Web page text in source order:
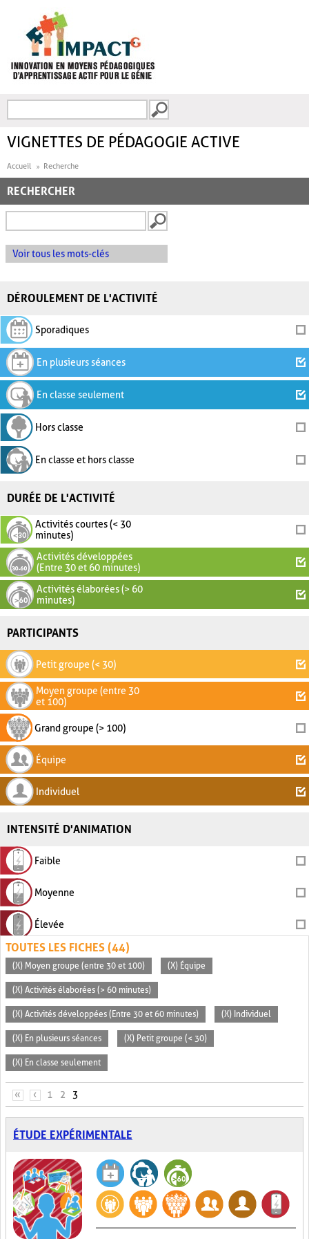
FORMULAIRE DE
VIGNETTES DE PÉDAGOGIE ACTIVE
Accueil Recherche
RECHERCHER
Voir tous les mots-clés
DÉROULEMENT DE L'ACTIVITÉ
Sporadiques
En plusieurs séances
En classe seulement
Hors classe
En classe et hors classe
DURÉE DE L'ACTIVITÉ
Activités courtes (< 30
minutes)
Activités développées
(Entre 30 et 60 minutes)
Activités élaborées (> 60
minutes)
PARTICIPANTS
Petit groupe (< 30)
Moyen groupe (entre 30
et 100)
Grand groupe (> 100)
Équipe
Individuel
INTENSITÉ D'ANIMATION
Faible
Moyenne
Élevée
TOUTES LES FICHES (44)
(X) Moyen groupe (entre 30 et 100) (X) Équipe
(X) Activités élaborées (> 60 minutes)
(X) Activités développées (Entre 30 et 60 minutes) (X) Individuel
(X) En plusieurs séances (X) Petit groupe (< 30)
(X) En classe seulement
PAGES
« ‹ 1 2 3
ÉTUDE EXPÉRIMENTALE